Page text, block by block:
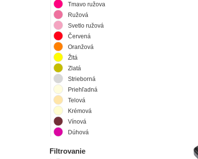
Tmavo ružova
Ružová
Svetlo ružová
Červená
Oranžová
Žltá
Zlatá
Strieborná
Priehľadná
Telová
Krémová
Vínová
Dúhová
Filtrovanie